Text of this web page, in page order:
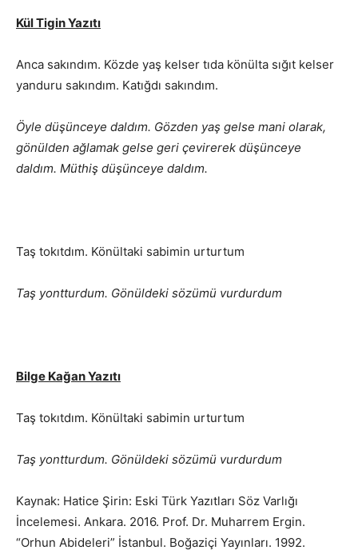
Kül Tigin Yazıtı
Anca sakındım. Közde yaş kelser tıda könülta sığıt kelser
yanduru sakındım. Katığdı sakındım.
Öyle düşünceye daldım. Gözden yaş gelse mani olarak,
gönülden ağlamak gelse geri çevirerek düşünceye
daldım. Müthiş düşünceye daldım.
Taş tokıtdım. Könültaki sabimin urturtum
Taş yontturdum. Gönüldeki sözümü vurdurdum
Bilge Kağan Yazıtı
Taş tokıtdım. Könültaki sabimin urturtum
Taş yontturdum. Gönüldeki sözümü vurdurdum
Kaynak: Hatice Şirin: Eski Türk Yazıtları Söz Varlığı
İncelemesi. Ankara. 2016. Prof. Dr. Muharrem Ergin.
“Orhun Abideleri” İstanbul. Boğaziçi Yayınları. 1992.